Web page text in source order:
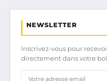
NEWSLETTER
Inscrivez-vous pour
directement dans votre